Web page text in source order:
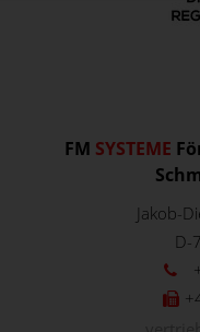
FM SYSTEME
Jakob-
D-